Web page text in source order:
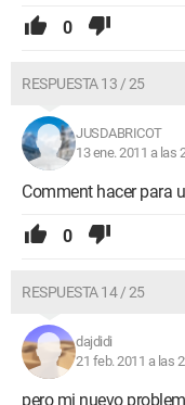
0
RESPUESTA 13 / 25
JUSDABRICOT
13 ene. 2011 a las
Comment hacer para
0
RESPUESTA 14 / 25
dajdidi
21 feb. 2011 a las
pero mi nuevo